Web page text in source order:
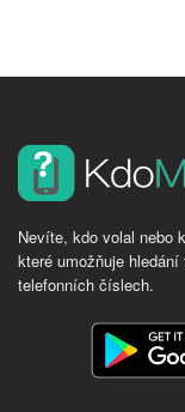
Nevíte, kdo volal nebo
které umožňuje
telefonních číslech.